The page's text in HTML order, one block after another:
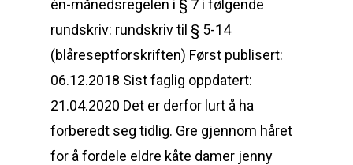
én-månedsregelen i § 7 i følgende
rundskriv: rundskriv til § 5-14
(blåreseptforskriften) Først publisert:
06.12.2018 Sist faglig oppdatert:
21.04.2020 Det er derfor lurt å ha
forberedt seg tidlig. Gre gjennom håret
for å fordele eldre kåte damer jenny